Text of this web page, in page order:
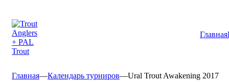
Главная
Главная—Календарь турниров—Ural Trout Awakening 2017